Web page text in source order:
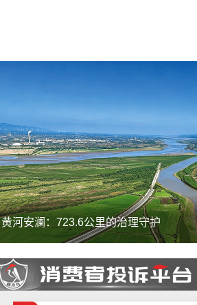
黄河安澜：723.6公里的治理守护
携程旅游APP非因消费者原因主票已退
附属票不退费。
举报镇江豪利汽车销售服务有限公司拒